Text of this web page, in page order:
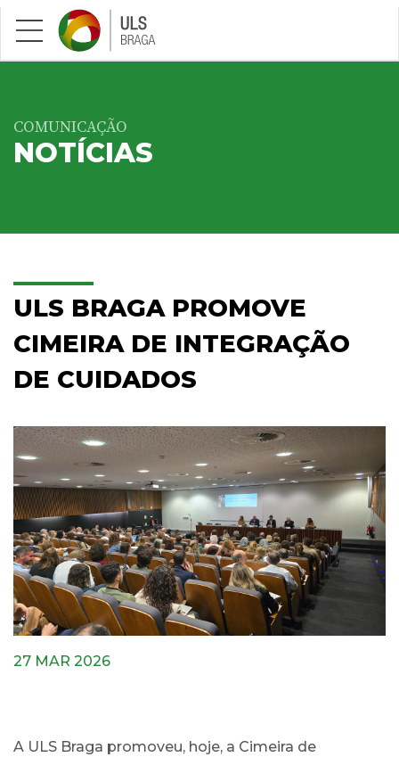
Saltar para conteúdo principal
COMUNICAÇÃO
NOTÍCIAS
ULS BRAGA PROMOVE
CIMEIRA DE INTEGRAÇÃO
DE CUIDADOS
27 MAR 2026
A ULS Braga promoveu, hoje, a Cimeira de